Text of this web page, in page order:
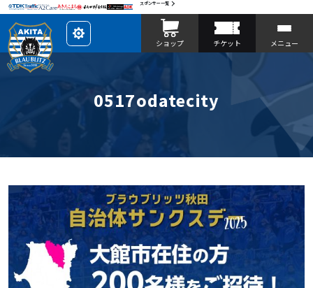
スポンサー一覧
レ
イ
ア
カ
ショップ チケット メニュー
0517odatecity